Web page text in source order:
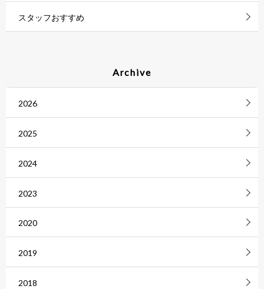
スタッフおすすめ
Archive
2026
2025
2024
2023
2020
2019
2018